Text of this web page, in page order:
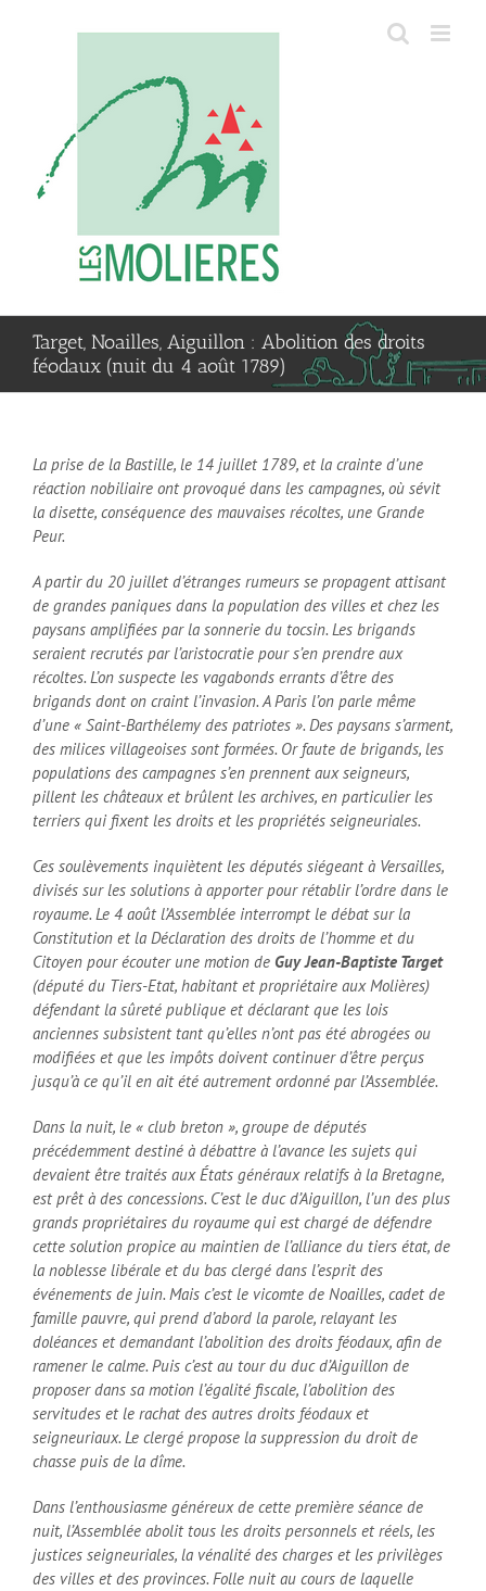
Target, Noailles, Aiguillon : Abolition des droits
féodaux (nuit du 4 août 1789)
La prise de la Bastille, le 14 juillet 1789, et la crainte d’une
réaction nobiliaire ont provoqué dans les campagnes, où sévit
la disette, conséquence des mauvaises récoltes, une Grande
Peur.
A partir du 20 juillet d’étranges rumeurs se propagent attisant
de grandes paniques dans la population des villes et chez les
paysans amplifiées par la sonnerie du tocsin. Les brigands
seraient recrutés par l’aristocratie pour s’en prendre aux
récoltes. L’on suspecte les vagabonds errants d’être des
brigands dont on craint l’invasion. A Paris l’on parle même
d’une « Saint-Barthélemy des patriotes ». Des paysans s’arment,
des milices villageoises sont formées. Or faute de brigands, les
populations des campagnes s’en prennent aux seigneurs,
pillent les châteaux et brûlent les archives, en particulier les
terriers qui fixent les droits et les propriétés seigneuriales.
Ces soulèvements inquiètent les députés siégeant à Versailles,
divisés sur les solutions à apporter pour rétablir l’ordre dans le
royaume. Le 4 août l’Assemblée interrompt le débat sur la
Constitution et la Déclaration des droits de l’homme et du
Citoyen pour écouter une motion de Guy Jean-Baptiste Target
(député du Tiers-Etat, habitant et propriétaire aux Molières)
défendant la sûreté publique et déclarant que les lois
anciennes subsistent tant qu’elles n’ont pas été abrogées ou
modifiées et que les impôts doivent continuer d’être perçus
jusqu’à ce qu’il en ait été autrement ordonné par l’Assemblée.
Dans la nuit, le « club breton », groupe de députés
précédemment destiné à débattre à l’avance les sujets qui
devaient être traités aux États généraux relatifs à la Bretagne,
est prêt à des concessions. C’est le duc d’Aiguillon, l’un des plus
grands propriétaires du royaume qui est chargé de défendre
cette solution propice au maintien de l’alliance du tiers état, de
la noblesse libérale et du bas clergé dans l’esprit des
événements de juin. Mais c’est le vicomte de Noailles, cadet de
famille pauvre, qui prend d’abord la parole, relayant les
doléances et demandant l’abolition des droits féodaux, afin de
ramener le calme. Puis c’est au tour du duc d’Aiguillon de
proposer dans sa motion l’égalité fiscale, l’abolition des
servitudes et le rachat des autres droits féodaux et
seigneuriaux. Le clergé propose la suppression du droit de
chasse puis de la dîme.
Dans l’enthousiasme généreux de cette première séance de
nuit, l’Assemblée abolit tous les droits personnels et réels, les
justices seigneuriales, la vénalité des charges et les privilèges
des villes et des provinces. Folle nuit au cours de laquelle